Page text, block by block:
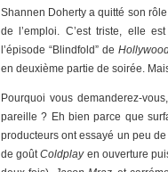
Shannen Doherty a quitté son
de l’emploi. C’est triste, elle
l’épisode “Blindfold” de
en deuxième partie de soirée.
Pourquoi vous demanderez-
pareille ? Eh bien parce que
producteurs ont essayé un peu
de goûtColdplayen ouverture